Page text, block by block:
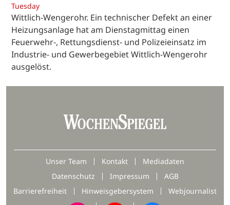
Tuesday
Wittlich-Wengerohr. Ein technischer Defekt an einer
Heizungsanlage hat am Dienstagmittag einen
Feuerwehr-, Rettungsdienst- und Polizeieinsatz im
Industrie- und Gewerbegebiet Wittlich-Wengerohr
ausgelöst.
Unser Team Kontakt
Mediadaten
Datenschutz
Impressum
AGB
Barrierefreiheit
Hinweisgebersystem Webjournalist